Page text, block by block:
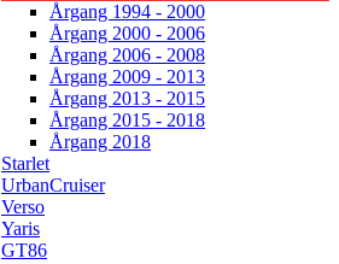
Årgang 1994 - 2000
Årgang 2000 - 2006
Årgang 2006 - 2008
Årgang 2009 - 2013
Årgang 2013 - 2015
Årgang 2015 - 2018
Årgang 2018
Starlet
UrbanCruiser
Verso
Yaris
GT86